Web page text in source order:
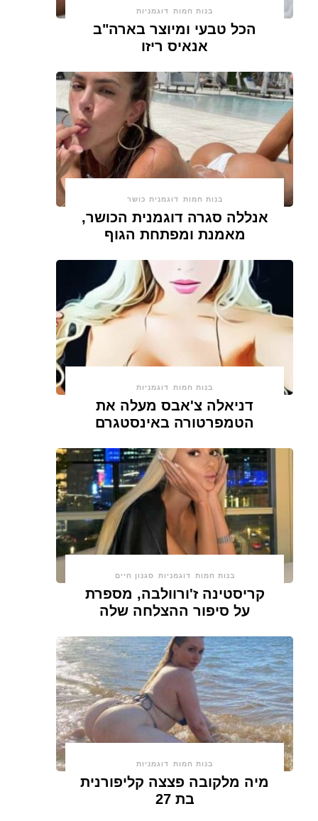
בנות חמות דוגמניות
הכל טבעי ומיוצר בארה"ב
אנאיס ריזו
בנות חמות דוגמנית כושר
אנללה סגרה דוגמנית הכושר,
מאמנת ומפתחת הגוף
בנות חמות דוגמניות
דניאלה צ'אבס מעלה את
הטמפרטורה באינסטגרם
בנות חמות דוגמניות סגנון חיים
קריסטינה ז'ורוולבה, מספרת
על סיפור ההצלחה שלה
בנות חמות דוגמניות
מיה מלקובה פצצה קליפורנית
בת 27